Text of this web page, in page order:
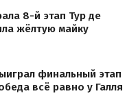
8-й этап Тур де
жёлтую майку
финальный этап
всё равно у Галля